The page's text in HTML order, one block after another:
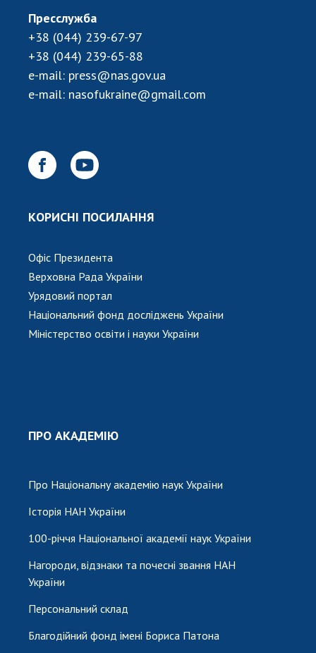
Пресслужба
+38 (044) 239-67-97
+38 (044) 239-65-88
e-mail: press@nas.gov.ua
e-mail: nasofukraine@gmail.com
КОРИСНІ ПОСИЛАННЯ
Офіс Президента
Верховна Рада України
Урядовий портал
Національний фонд досліджень України
Міністерство освіти і науки України
ПРО АКАДЕМІЮ
Про Національну академію наук України
Історія НАН України
100-річчя Національної академії наук України
Нагороди, відзнаки та почесні звання НАН
України
Персональний склад
Благодійний фонд імені Бориса Патона